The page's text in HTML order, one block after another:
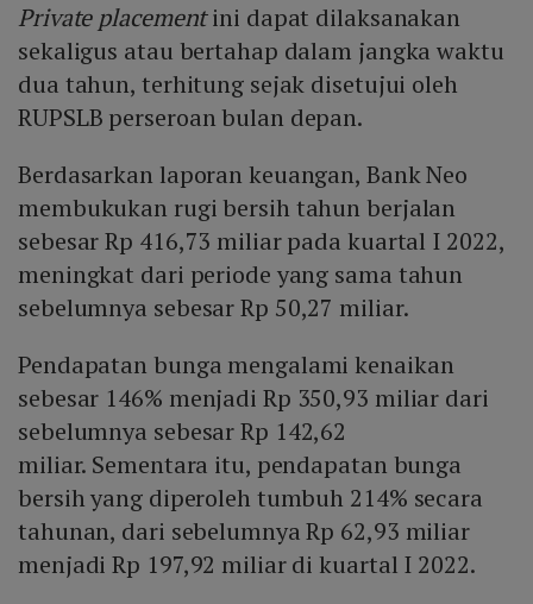
Private placementini dapat dilaksanakan
sekaligus atau bertahap dalam jangka waktu
dua tahun, terhitung sejak disetujui oleh
RUPSLB perseroan bulan depan.
Berdasarkan laporan keuangan, Bank Neo
membukukan rugi bersih tahun berjalan
sebesar Rp 416,73 miliar pada kuartal I 2022,
meningkat dari periode yang sama tahun
sebelumnya sebesar Rp 50,27 miliar.
Pendapatan bunga mengalami kenaikan
sebesar 146% menjadi Rp 350,93 miliar dari
sebelumnya sebesar Rp 142,62
miliar. Sementara itu, pendapatan bunga
bersih yang diperoleh tumbuh 214% secara
tahunan, dari sebelumnya Rp 62,93 miliar
menjadi Rp 197,92 miliar di kuartal I 2022.